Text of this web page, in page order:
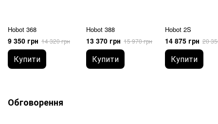
Hobot 368
9 350 грн 14 320 грн
Купити
Hobot 388
13 370 грн 15 970 грн
Купити
Hobot 2S
14 875 грн 20
Купити
Обговорення